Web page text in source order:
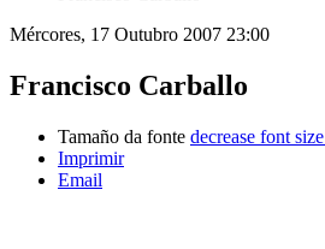
Mércores, 17 Outubro 2007 23:00
Francisco Carballo
Tamaño da fonte decrease font size
Imprimir
Email